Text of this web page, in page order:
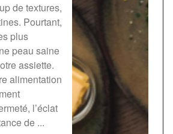
de textures,
Pourtant,
plus
peau saine
assiette.
alimentation
l’éclat
de ...